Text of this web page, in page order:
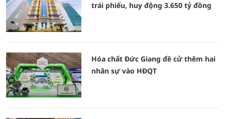
trái phiếu, huy động 3.650 tỷ đồng
Hóa chất Đức Giang đề cử thêm hai
nhân sự vào HĐQT